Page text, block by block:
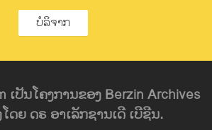
ບໍລິຈາກ
ເປັນໂຄງການຂອງ Berzin Archives
ດຍ ດຣ ອາເລັກຊານເດີ ເບີຊີນ.